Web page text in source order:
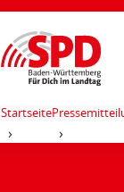
Startseite